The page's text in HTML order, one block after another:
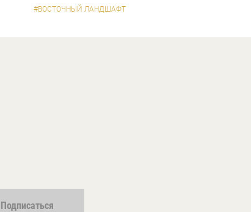
#ВОСТОЧНЫЙ ЛАНДШАФТ
Подписаться